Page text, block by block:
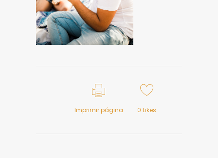
Imprimir página 0 Likes